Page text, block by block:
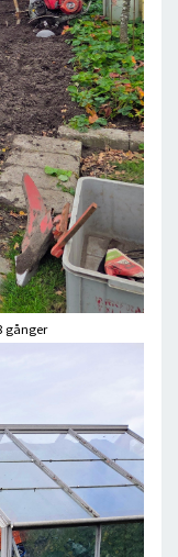
gånger